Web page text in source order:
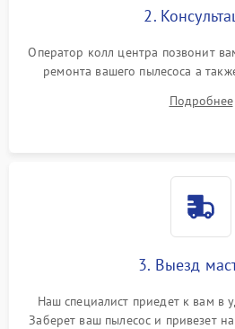
2.
Оператор колл центра позвонит
ремонта вашего пылесоса а
Подробнее
3. Выезд
Наш специалист приедет к вам в
Заберет ваш пылесос и привезет